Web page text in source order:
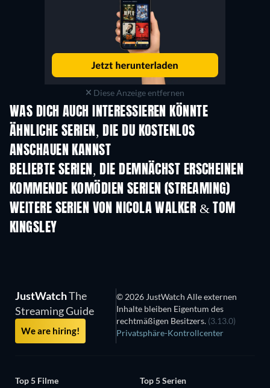
Diese Anzeige entfernen
WAS DICH AUCH INTERESSIEREN KÖNNTE
Serie Serie
ÄHNLICHE SERIEN, DIE DU KOSTENLOS
ANSCHAUEN KANNST
BELIEBTE SERIEN, DIE DEMNÄCHST ERSCHEINEN
Serie Serie
KOMMENDE KOMÖDIEN SERIEN (STREAMING)
Staffel 6 Staffel 2
WEITERE SERIEN VON NICOLA WALKER & TOM
KINGSLEY
JustWatchThe
Streaming Guide
We are hiring!
© 2026 JustWatch Alle externen
Inhalte bleiben Eigentum des
rechtmäßigen Besitzers. (3.13.0)
Privatsphäre-Kontrollcenter
Top 5 Filme
Top 5 Serien